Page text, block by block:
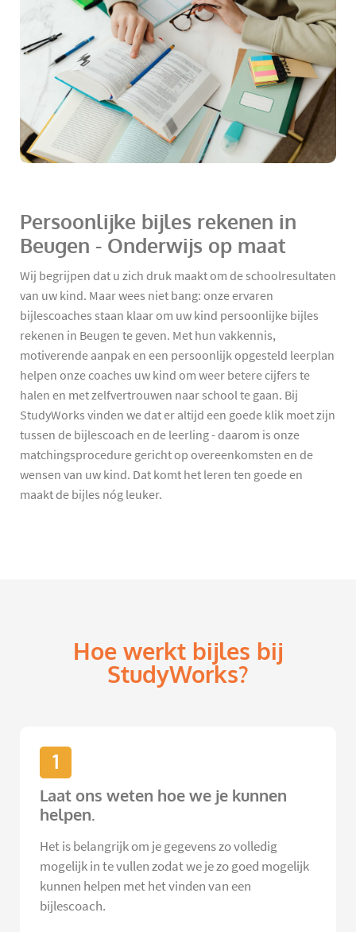
Persoonlijke bijles rekenen in
Beugen - Onderwijs op maat
Wij begrijpen dat u zich druk maakt om de schoolresultaten
van uw kind. Maar wees niet bang: onze ervaren
bijlescoaches staan klaar om uw kind persoonlijke bijles
rekenen in Beugen te geven. Met hun vakkennis,
motiverende aanpak en een persoonlijk opgesteld leerplan
helpen onze coaches uw kind om weer betere cijfers te
halen en met zelfvertrouwen naar school te gaan. Bij
StudyWorks vinden we dat er altijd een goede klik moet zijn
tussen de bijlescoach en de leerling - daarom is onze
matchingsprocedure gericht op overeenkomsten en de
wensen van uw kind. Dat komt het leren ten goede en
maakt de bijles nóg leuker.
Hoe werkt bijles bij
StudyWorks?
1
Laat ons weten hoe we je kunnen
helpen.
Het is belangrijk om je gegevens zo volledig
mogelijk in te vullen zodat we je zo goed mogelijk
kunnen helpen met het vinden van een
bijlescoach.